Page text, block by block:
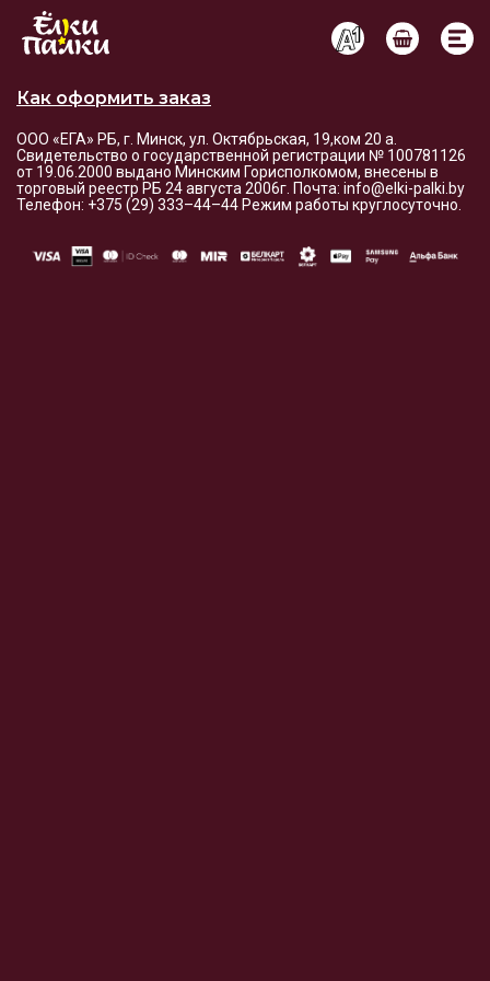
Условия оплаты и доставки
Как оформить заказ
ООО «ЕГА» РБ, г. Минск, ул. Октябрьская, 19,ком 20 а.
Свидетельство о государственной регистрации № 100781126
от 19.06.2000 выдано Минским Горисполкомом, внесены в
торговый реестр РБ 24 августа 2006г. Почта: info@elki-palki.by
Телефон: +375 (29) 333–44–44 Режим работы круглосуточно.